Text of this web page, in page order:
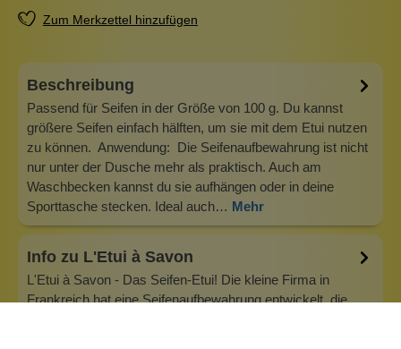
Zum Merkzettel hinzufügen
Beschreibung
Passend für Seifen in der Größe von 100 g. Du kannst
größere Seifen einfach hälften, um sie mit dem Etui nutzen
zu können. Anwendung: Die Seifenaufbewahrung ist nicht
nur unter der Dusche mehr als praktisch. Auch am
Waschbecken kannst du sie aufhängen oder in deine
Sporttasche stecken. Ideal auch… Mehr
Info zu L'Etui à Savon
L'Etui à Savon - Das Seifen-Etui! Die kleine Firma in
Frankreich hat eine Seifenaufbewahrung entwickelt, die